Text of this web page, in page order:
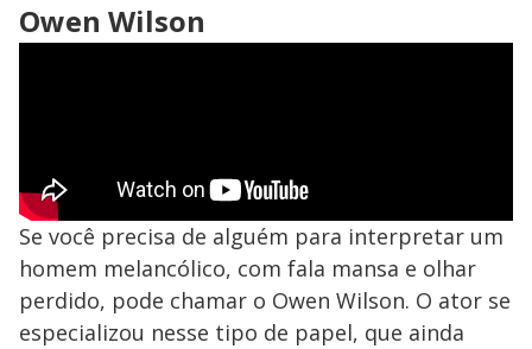
Owen Wilson
Se você precisa de alguém para interpretar um
homem melancólico, com fala mansa e olhar
perdido, pode chamar o Owen Wilson. O ator se
especializou nesse tipo de papel, que ainda